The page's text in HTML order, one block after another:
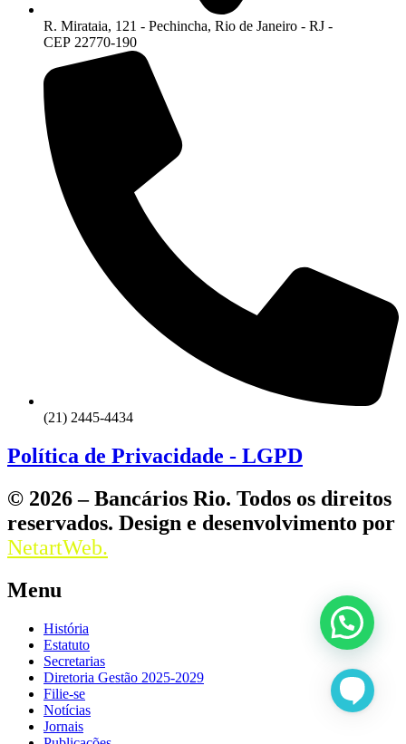
R. Mirataia, 121 - Pechincha, Rio de Janeiro - RJ -
CEP 22770-190
(21) 2445-4434
Política de Privacidade - LGPD
© 2026 – Bancários Rio. Todos os direitos
reservados. Design e desenvolvimento por
NetartWeb.
Menu
História
Estatuto
Secretarias
Diretoria Gestão 2025-2029
Filie-se
Notícias
Jornais